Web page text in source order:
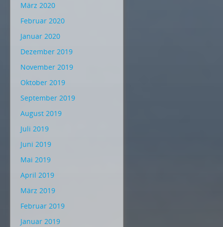
März 2020
Februar 2020
Januar 2020
Dezember 2019
November 2019
Oktober 2019
September 2019
August 2019
Juli 2019
Juni 2019
Mai 2019
April 2019
März 2019
Februar 2019
Januar 2019